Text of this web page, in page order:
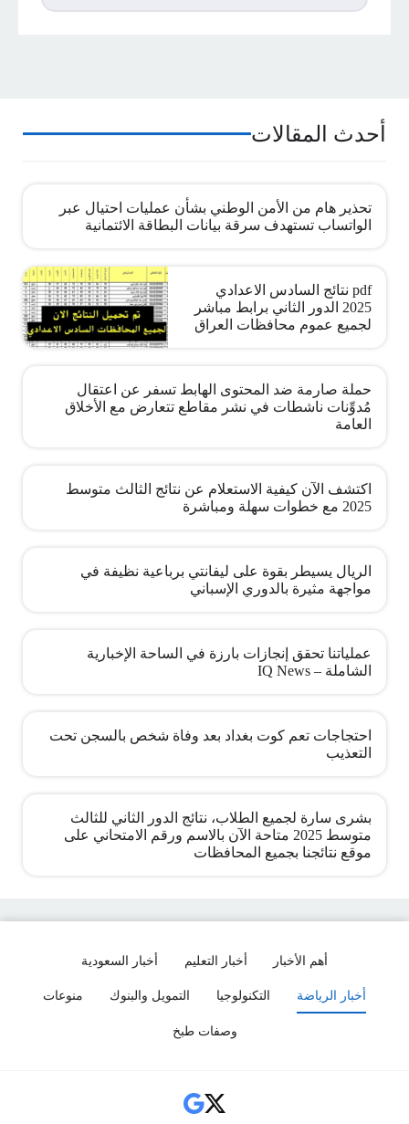
أحدث المقالات
تحذير هام من الأمن الوطني بشأن عمليات احتيال عبر
الواتساب تستهدف سرقة بيانات البطاقة الائتمانية
pdf نتائج السادس الاعدادي
2025 الدور الثاني برابط مباشر
لجميع عموم محافظات العراق
حملة صارمة ضد المحتوى الهابط تسفر عن اعتقال
مُدوِّنات ناشطات في نشر مقاطع تتعارض مع الأخلاق
العامة
اكتشف الآن كيفية الاستعلام عن نتائج الثالث متوسط
2025 مع خطوات سهلة ومباشرة
الريال يسيطر بقوة على ليفانتي برباعية نظيفة في
مواجهة مثيرة بالدوري الإسباني
عملياتنا تحقق إنجازات بارزة في الساحة الإخبارية
الشاملة – IQ News
احتجاجات تعم كوت بغداد بعد وفاة شخص بالسجن تحت
التعذيب
بشرى سارة لجميع الطلاب، نتائج الدور الثاني للثالث
متوسط 2025 متاحة الآن بالاسم ورقم الامتحاني على
موقع نتائجنا بجميع المحافظات
أهم الأخبار أخبار التعليم أخبار السعودية
أخبار الرياضة التكنولوجيا التمويل والبنوك منوعات
وصفات طبخ
Social Links